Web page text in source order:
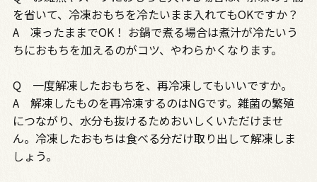
を省いて、冷凍おもちを冷たいまま入れてもOKですか？
A 凍ったままでOK！ お鍋で煮る場合は煮汁が冷たいう
ちにおもちを加えるのがコツ、やわらかくなります。
Q 一度解凍したおもちを、再冷凍してもいいですか。
A 解凍したものを再冷凍するのはNGです。雑菌の繁殖
につながり、水分も抜けるためおいしくいただけませ
ん。冷凍したおもちは食べる分だけ取り出して解凍しま
しょう。